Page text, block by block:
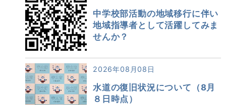
中学校部活動の地域移行に伴い
地域指導者として活躍してみま
せんか？
2026年08月08日
水道の復旧状況について（8月
８日時点）